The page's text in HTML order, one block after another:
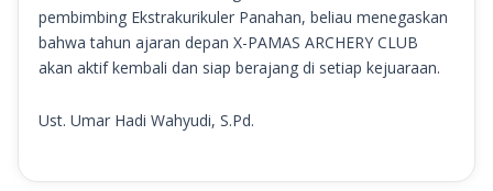
pembimbing Ekstrakurikuler Panahan, beliau menegaskan
bahwa tahun ajaran depan X-PAMAS ARCHERY CLUB
akan aktif kembali dan siap berajang di setiap kejuaraan.
Ust. Umar Hadi Wahyudi, S.Pd.